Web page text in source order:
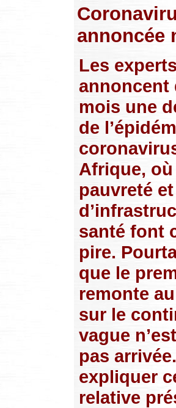
annoncée
Les
annoncent
mois une
de
Afrique,
pauvreté
santé font
pire.
que le
remonte
sur le
vague
pas
expliquer
relative